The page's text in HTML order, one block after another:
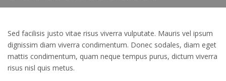
Sed facilisis justo vitae risus viverra vulputate. Mauris vel ipsum
dignissim diam viverra condimentum. Donec sodales, diam eget
mattis condimentum, quam neque tempus purus, dictum viverra
risus nisl quis metus.